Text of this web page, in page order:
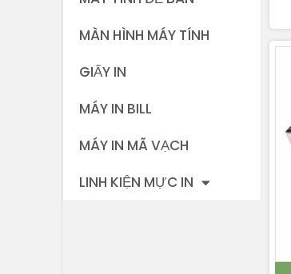
MÀN HÌNH MÁY TÍNH
GIẤY IN
MÁY IN BILL
MÁY IN MÃ VẠCH
LINH KIỆN MỰC IN